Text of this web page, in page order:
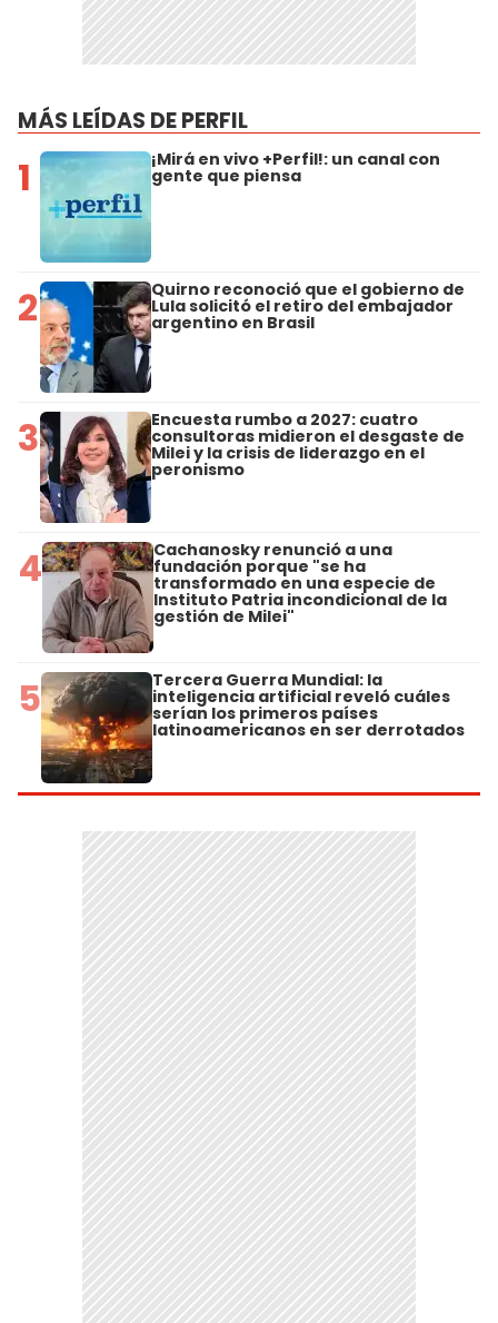
MÁS LEÍDAS DE PERFIL
1 ¡Mirá en vivo +Perfil!: un canal con
gente que piensa
2 Quirno reconoció que el gobierno de
Lula solicitó el retiro del embajador
argentino en Brasil
3 Encuesta rumbo a 2027: cuatro
consultoras midieron el desgaste de
Milei y la crisis de liderazgo en el
peronismo
4 Cachanosky renunció a una
fundación porque "se ha
transformado en una especie de
Instituto Patria incondicional de la
gestión de Milei"
5 Tercera Guerra Mundial: la
inteligencia artificial reveló cuáles
serían los primeros países
latinoamericanos en ser derrotados